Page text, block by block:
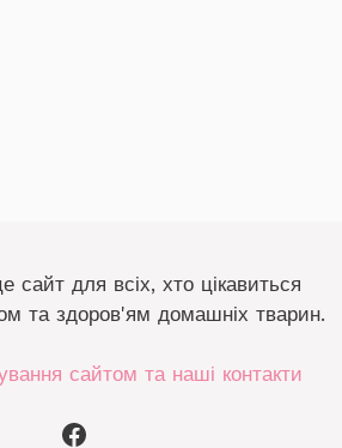
для всіх, хто цікавиться
та здоров'ям домашніх тварин.
сайтом та наші контакти
Facebook